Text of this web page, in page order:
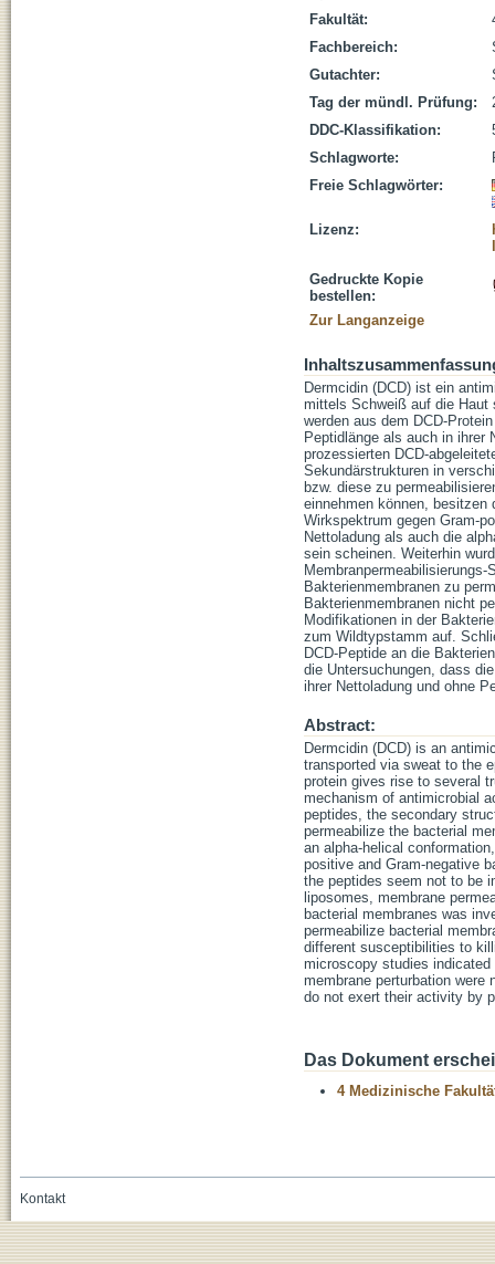
Fakultät:
Fachbereich:
Gutachter:
Tag der mündl. Prüfung:
DDC-Klassifikation:
Schlagworte:
Freie Schlagwörter:
Lizenz:
Gedruckte Kopie
bestellen:
Zur Langanzeige
Dermcidin (DCD) ist ein
mittels Schweiß auf die Haut
werden aus dem DCD-
Peptidlänge als auch in ihrer
prozessierten DCD-
Sekundärstrukturen in
bzw. diese zu
einnehmen können, besitzen
Wirkspektrum gegen Gram-
Nettoladung als auch die
sein scheinen. Weiterhin
Bakterienmembranen zu
Bakterienmembranen nicht
Modifikationen in der
zum Wildtypstamm auf.
DCD-Peptide an die
die Untersuchungen, dass
ihrer Nettoladung und ohne
Abstract:
Dermcidin (DCD) is an
transported via sweat to the
protein gives rise to several
mechanism of antimicrobial
peptides, the secondary
permeabilize the bacterial
an alpha-helical
positive and Gram-negative
the peptides seem not to be
liposomes, membrane
bacterial membranes was
permeabilize bacterial
different susceptibilities to
microscopy studies
membrane perturbation
do not exert their activity by
Das Dokument
4 Medizinische
Kontakt